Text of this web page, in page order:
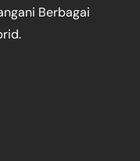
Berbagai